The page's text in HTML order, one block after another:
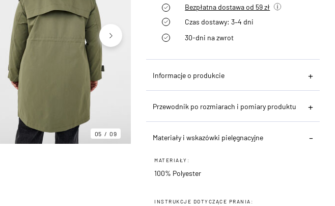
05 09
Bezpłatna dostawa od 59 zł
Czas dostawy: 3–4 dni
30-dni na zwrot
Informacje o produkcie
Przewodnik po rozmiarach i pomiary produktu
Materiały i wskazówki pielęgnacyjne
MATERIAŁY:
100% Polyester
INSTRUKCJE DOTYCZĄCE PRANIA: